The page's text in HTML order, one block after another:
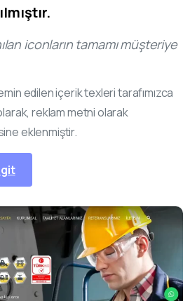
iconların tamamı müşteriye
edilen içerik texleri tarafımızca
reklam metni olarak
eklenmiştir.